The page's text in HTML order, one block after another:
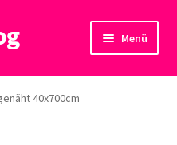
Menü
40x700cm